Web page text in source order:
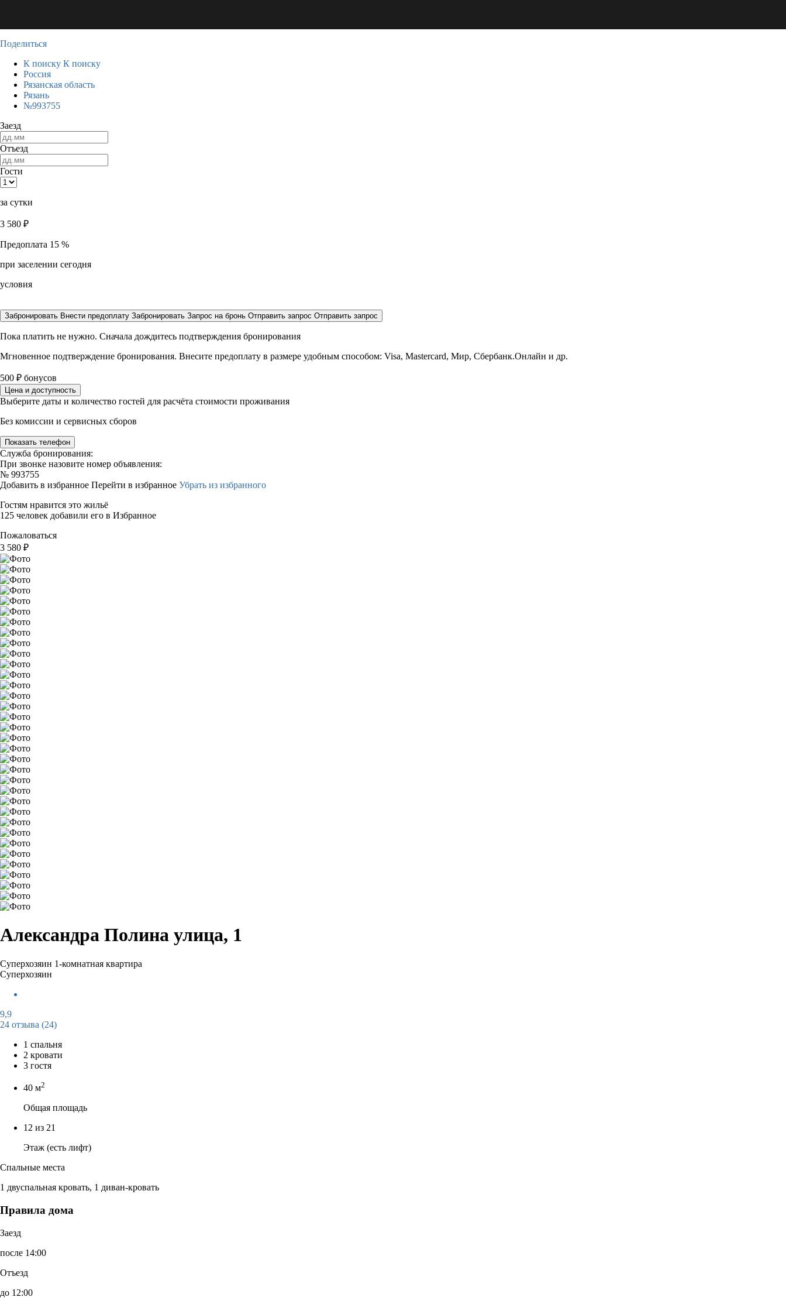
Поделиться
К поиску К поиску
Россия
Рязанская область
Рязань
№993755
Заезд
Отъезд
Гости
за сутки
3 580 ₽
Предоплата 15 %
при заселении сегодня
условия
Забронировать Внести предоплату Забронировать Запрос на бронь Отправить запрос Отправить запрос
Пока платить не нужно. Сначала дождитесь подтверждения бронирования
Мгновенное подтверждение бронирования. Внесите предоплату в размере удобным способом: Visa, Mastercard, Мир, Сбербанк.Онлайн и др.
500 ₽ бонусов
Цена и доступность
Выберите даты и количество гостей для расчёта стоимости проживания
Без комиссии и сервисных сборов
Показать телефон
Служба бронирования:
При звонке назовите номер объявления:
№ 993755
Добавить в избранное Перейти в избранное Убрать из избранного
Гостям нравится это жильё
125 человек добавили его в Избранное
Пожаловаться
3 580 ₽
Александра Полина улица, 1
Суперхозяин 1-комнатная квартира
Суперхозяин
9,9
24 отзыва (24)
1 спальня
2 кровати
3 гостя
40 м2
Общая площадь
12 из 21
Этаж (есть лифт)
Спальные места
1 двуспальная кровать, 1 диван-кровать
Правила дома
Заезд
после 14:00
Отъезд
до 12:00